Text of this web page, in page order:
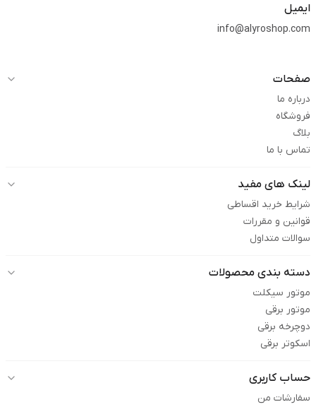
ایمیل
info@alyroshop.com
صفحات
درباره ما
فروشگاه
بلاگ
تماس با ما
لینک های مفید
شرایط خرید اقساطی
قوانین و مقررات
سوالات متداول
دسته بندی محصولات
موتور سیکلت
موتور برقی
دوچرخه برقی
اسکوتر برقی
حساب کاربری
سفارشات من